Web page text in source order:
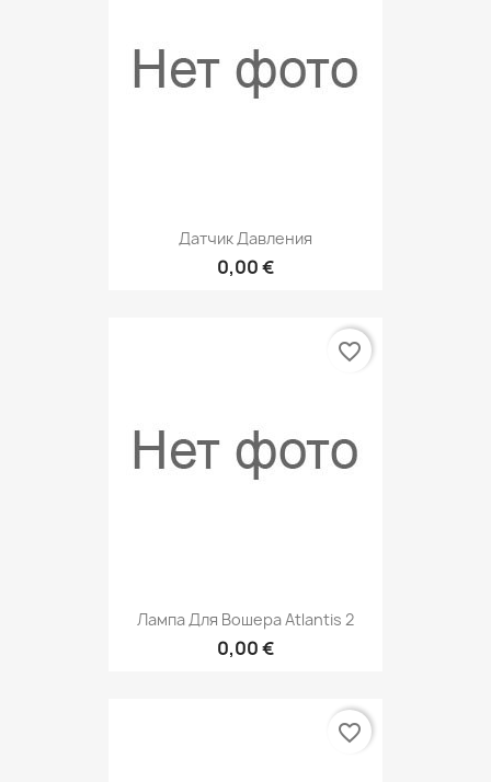
Датчик Давления
0,00 €
Лампа Для Вошера Atlantis 2
0,00 €
favorite_border
favorite_border